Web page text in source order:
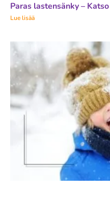
Paras lastensänky –
Lue lisää